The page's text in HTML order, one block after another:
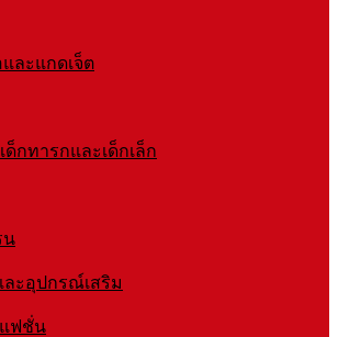
ละแกดเจ็ต
กทารกและเด็กเล็ก
น
ะอุปกรณ์เสริม
แฟชั่น